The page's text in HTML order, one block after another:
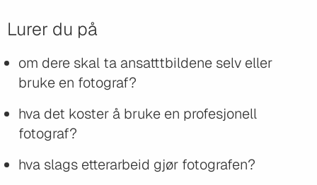
Lurer du på
om dere skal ta ansatttbildene selv eller
bruke en fotograf?
hva det koster å bruke en profesjonell
fotograf?
hva slags etterarbeid gjør fotografen?